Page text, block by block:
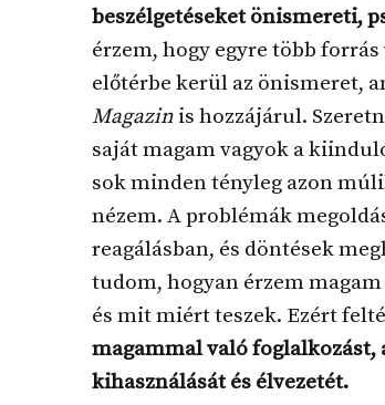
beszélgetéseket önismereti,
érzem, hogy egyre több
előtérbe kerül az önismeret,
Magazin is hozzájárul.
saját magam vagyok a
sok minden tényleg azon
nézem. A problémák
reagálásban, és döntések
tudom, hogyan érzem
és mit miért teszek. Ezért
magammal való foglalkozást,
kihasználását és élvezetét.